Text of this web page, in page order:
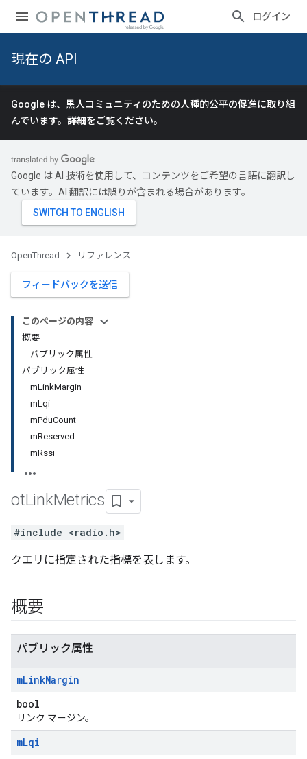
ログイン
現在の API
Google は、黒人コミュニティのための人種的公平の促進に取り組
んでいます。 詳細をご覧ください。
Google は AI 技術を使用して、コンテンツをご希望の言語に翻訳し
ています。AI 翻訳には誤りが含まれる場合があります。
OpenThread リファレンス
フィードバックを送信
このページの内容
概要
パブリック属性
パブリック属性
mLinkMargin
mLqi
mPduCount
mReserved
mRssi
otLinkMetrics
#include <radio.h>
クエリに指定された指標を表します。
概要
パブリック属性
mLinkMargin
bool
リンク マージン。
mLqi